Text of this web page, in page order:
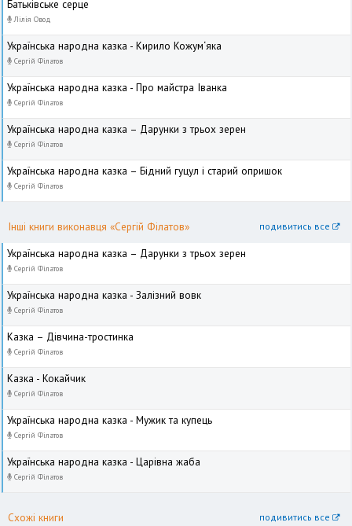
Батьківське серце
Лілія Овод
Українська народна казка - Кирило Кожум‘яка
Сергій Філатов
Українська народна казка - Про майстра Іванка
Сергій Філатов
Українська народна казка – Дарунки з трьох зерен
Сергій Філатов
Українська народна казка – Бідний гуцул і старий опришок
Сергій Філатов
Інші книги виконавця «Сергій Філатов» подивитись все
Українська народна казка – Дарунки з трьох зерен
Сергій Філатов
Українська народна казка - Залізний вовк
Сергій Філатов
Казка – Дівчина-тростинка
Сергій Філатов
Казка - Кокайчик
Сергій Філатов
Українська народна казка - Мужик та купець
Сергій Філатов
Українська народна казка - Царівна жаба
Сергій Філатов
Схожі книги подивитись все